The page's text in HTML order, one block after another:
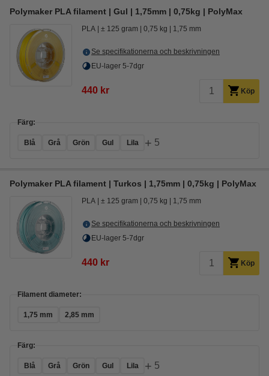
Polymaker PLA filament | Gul | 1,75mm | 0,75kg | PolyMax
PLA ± 125 gram 0,75 kg 1,75 mm
Se specifikationerna och beskrivningen
EU-lager 5-7dgr
440 kr Köp
Färg:
Blå Grå Grön Gul Lila + 5
Polymaker PLA filament | Turkos | 1,75mm | 0,75kg | PolyMax
PLA ± 125 gram 0,75 kg 1,75 mm
Se specifikationerna och beskrivningen
EU-lager 5-7dgr
440 kr Köp
Filament diameter:
1,75 mm 2,85 mm
Färg:
Blå Grå Grön Gul Lila + 5